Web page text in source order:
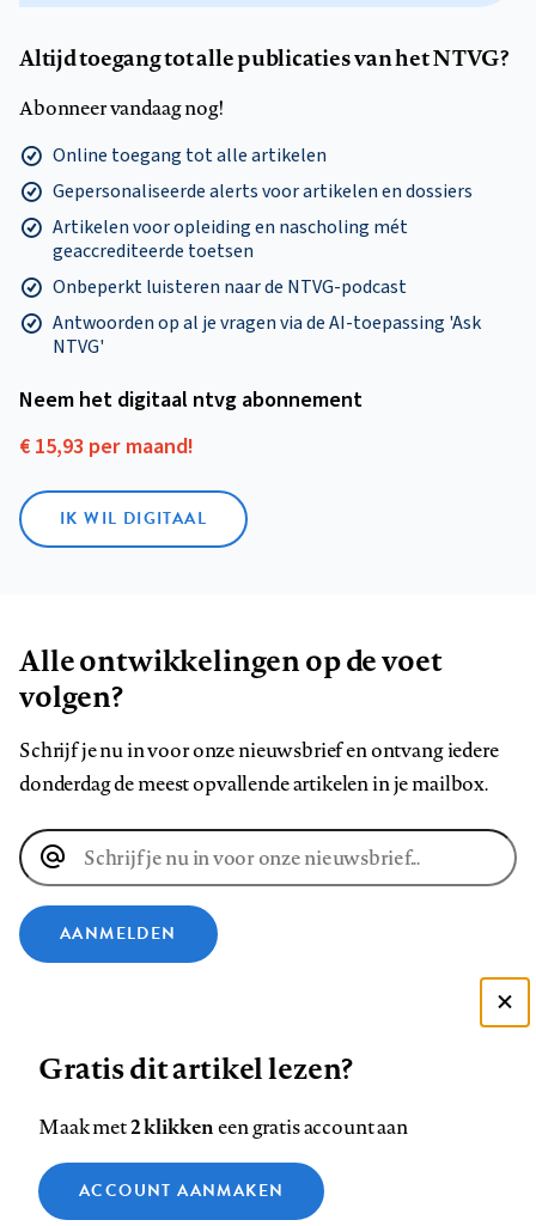
Altijd toegang tot alle publicaties van het NTVG?
Abonneer vandaag nog!
Online toegang tot alle artikelen
Gepersonaliseerde alerts voor artikelen en dossiers
Artikelen voor opleiding en nascholing mét
geaccrediteerde toetsen
Onbeperkt luisteren naar de NTVG-podcast
Antwoorden op al je vragen via de AI-toepassing 'Ask
NTVG'
Neem het digitaal ntvg abonnement
€ 15,93 per maand!
IK WIL DIGITAAL
Alle ontwikkelingen op de voet
volgen?
Schrijf je nu in voor onze nieuwsbrief en ontvang iedere
donderdag de meest opvallende artikelen in je mailbox.
E-
mailadres
AANMELDEN
ons
op
Facebook
ons
op
LinkedIn
ons
op
Bluesky
ons
op
Instagram
ons
op
YouTube
ons
Footer
Contact Colofon Disclaimer Privacy
Medische vragen verdienen
Zie onze cookie policy
Analytische cookies
Gratis dit artikel lezen?
Maak met2 klikkeneen gratis account aan
ACCOUNT AANMAKEN